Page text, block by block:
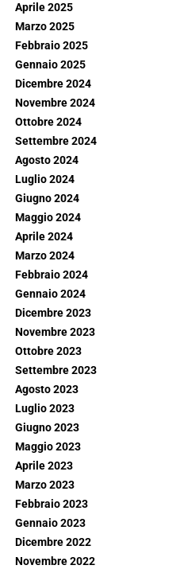
Aprile 2025
Marzo 2025
Febbraio 2025
Gennaio 2025
Dicembre 2024
Novembre 2024
Ottobre 2024
Settembre 2024
Agosto 2024
Luglio 2024
Giugno 2024
Maggio 2024
Aprile 2024
Marzo 2024
Febbraio 2024
Gennaio 2024
Dicembre 2023
Novembre 2023
Ottobre 2023
Settembre 2023
Agosto 2023
Luglio 2023
Giugno 2023
Maggio 2023
Aprile 2023
Marzo 2023
Febbraio 2023
Gennaio 2023
Dicembre 2022
Novembre 2022